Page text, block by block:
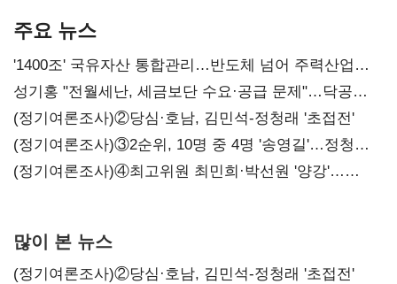
주요 뉴스
'1400조' 국유자산 통합관리…반도체 넘어 주력산업
구조혁신
성기홍 "전월세난, 세금보단 수요·공급 문제"…닥공
시사
(정기여론조사)②당심·호남, 김민석-정청래 '초접전'
(정기여론조사)③2순위, 10명 중 4명 '송영길'…정청래
'한 자릿수'
(정기여론조사)④최고위원 최민희·박선원 '양강'…
많이 본 뉴스
(정기여론조사)②당심·호남, 김민석-정청래 '초접전'